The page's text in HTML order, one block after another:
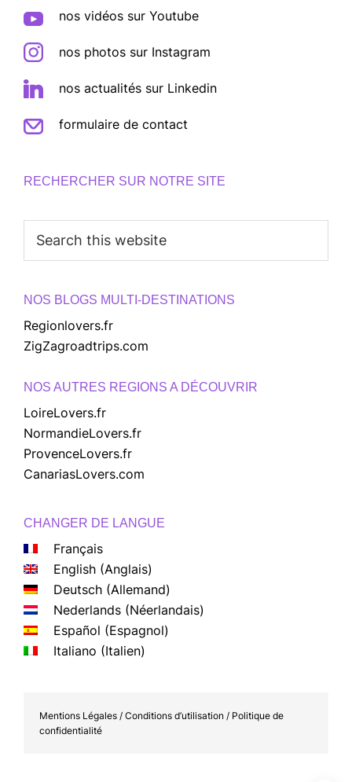
nos vidéos sur Youtube
nos photos sur Instagram
nos actualités sur Linkedin
formulaire de contact
RECHERCHER SUR NOTRE SITE
this
NOS BLOGS MULTI-DESTINATIONS
Regionlovers.fr
ZigZagroadtrips.com
NOS AUTRES REGIONS A DÉCOUVRIR
LoireLovers.fr
NormandieLovers.fr
ProvenceLovers.fr
CanariasLovers.com
CHANGER DE LANGUE
Français
English (Anglais)
Deutsch (Allemand)
Nederlands (Néerlandais)
Español (Espagnol)
Italiano (Italien)
Mentions Légales / Conditions d’utilisation / Politique de
confidentialité